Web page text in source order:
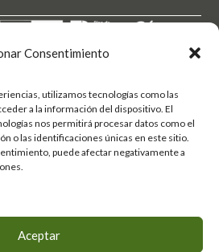
Consentimiento
utilizamos tecnologías como las
a la información del dispositivo. El
nos permitirá procesar datos como el
o las identificaciones únicas en este sitio.
puede afectar negativamente a
Aceptar
S.L. ha sido beneficiaria de Fondos
es el refuerzo del crecimiento
competitividad de las PYMES, y
puesto en marcha un Plan de
de mejorar su competitividad
digital, la promoción
electrónico en mercados
del Programa Xpande Digital